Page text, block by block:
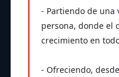
- Partiendo de una
persona, donde el
crecimiento en
- Ofreciendo,